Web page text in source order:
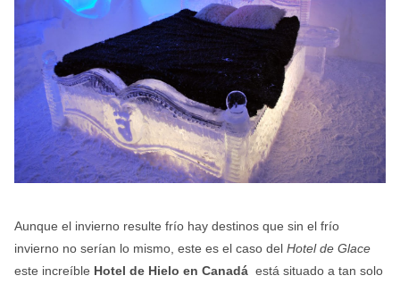
Aunque el invierno resulte frío hay destinos que sin el frío
invierno no serían lo mismo, este es el caso del Hotel de Glace
este increíble Hotel de Hielo en Canadá está situado a tan solo